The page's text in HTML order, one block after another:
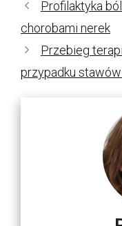
Profilaktyka
chorobami nerek
Przebieg
przypadku